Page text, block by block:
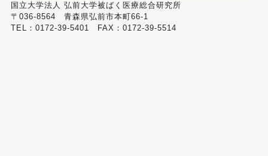
国立大学法人 弘前大学被ばく医療総合研究所
〒036-8564 青森県弘前市本町66-1
TEL：0172-39-5401 FAX：0172-39-5514